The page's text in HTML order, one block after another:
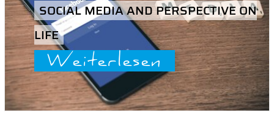
SOCIAL MEDIA AND PERSPECTIVE ON
LIFE
Weiterlesen